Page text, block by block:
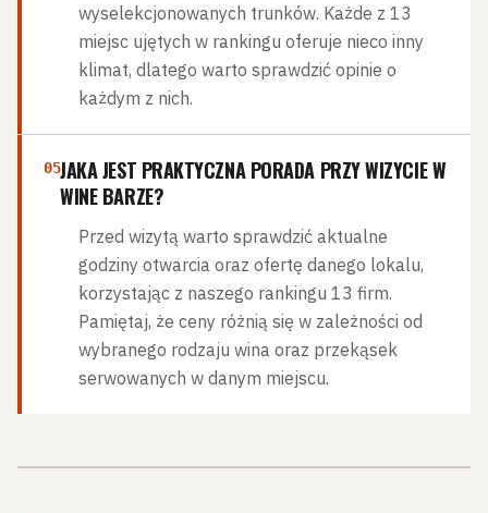
wyselekcjonowanych trunków. Każde z 13
miejsc ujętych w rankingu oferuje nieco inny
klimat, dlatego warto sprawdzić opinie o
każdym z nich.
05JAKA JEST PRAKTYCZNA PORADA PRZY WIZYCIE W
WINE BARZE?
Przed wizytą warto sprawdzić aktualne
godziny otwarcia oraz ofertę danego lokalu,
korzystając z naszego rankingu 13 firm.
Pamiętaj, że ceny różnią się w zależności od
wybranego rodzaju wina oraz przekąsek
serwowanych w danym miejscu.